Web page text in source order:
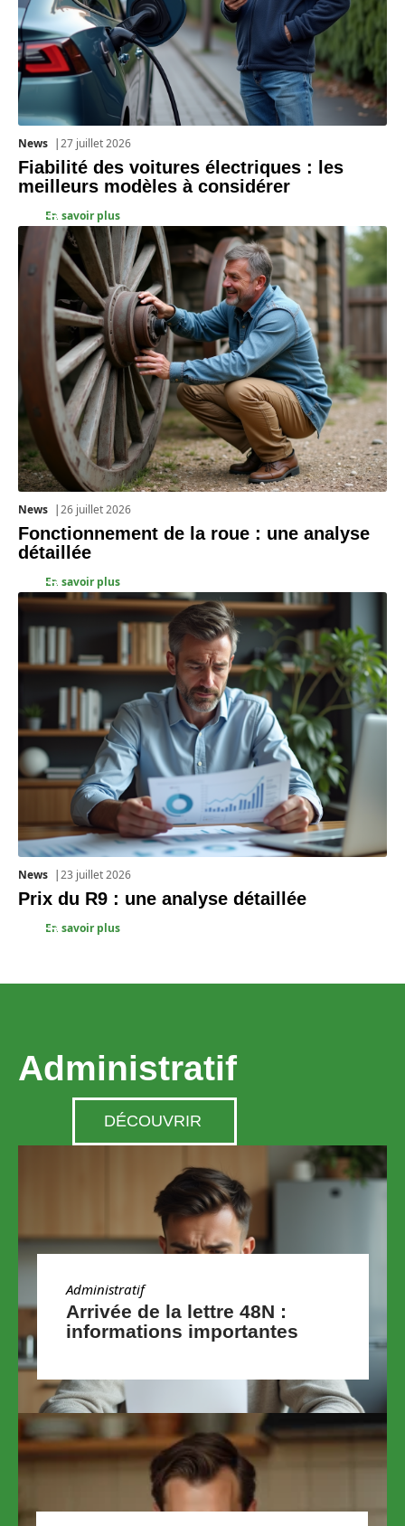
News 27 juillet 2026
Fiabilité des voitures électriques : les
meilleurs modèles à considérer
En savoir plus
News 26 juillet 2026
Fonctionnement de la roue : une analyse
détaillée
En savoir plus
News 23 juillet 2026
Prix du R9 : une analyse détaillée
En savoir plus
Administratif
DÉCOUVRIR
Administratif
Arrivée de la lettre 48N :
informations importantes